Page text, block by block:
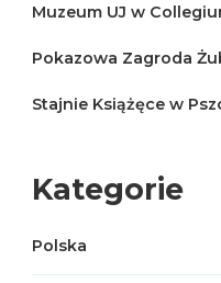
Muzeum UJ w
Pokazowa Zagroda
Stajnie Książęce w
Kategorie
Polska